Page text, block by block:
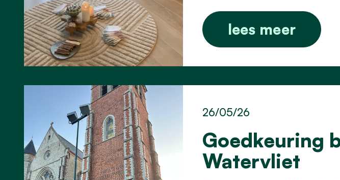
lees meer
Goedkeuring
Watervliet
26/05/26